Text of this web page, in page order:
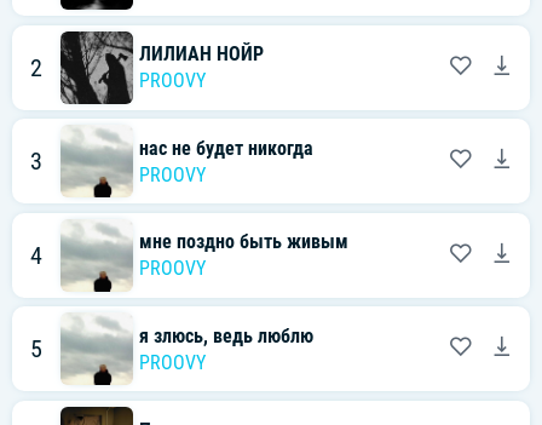
2
ЛИЛИАН НОЙР
PROOVY
3
нас не будет никогда
PROOVY
4
мне поздно быть живым
PROOVY
5
я злюсь, ведь люблю
PROOVY